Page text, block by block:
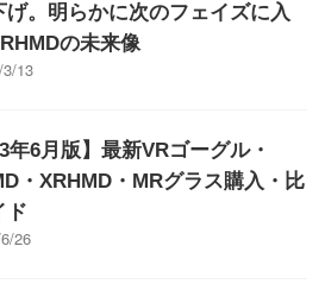
げ。明らかに次のフェイズに入
の未来像
13
年6月版】最新VRゴーグル・
・XRHMD・MRグラス購入・比
ド
26